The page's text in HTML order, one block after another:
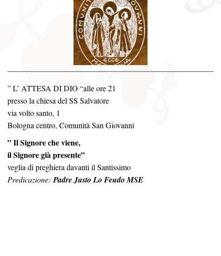
” L’ ATTESA DI DIO “alle ore 21
presso la chiesa del SS Salvatore
via volto santo, 1
Bologna centro, Comunità San Giovanni
” Il Signore che viene,
il Signore già presente”
veglia di preghiera davanti il Santissimo
Predicazione: Padre Justo Lo Feudo MSE